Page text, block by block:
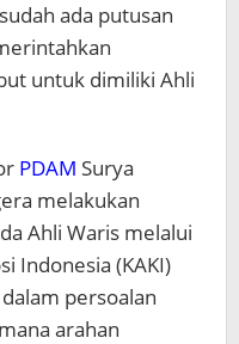
ada putusan
untuk dimiliki Ahli
PDAM Surya
melakukan
Ahli Waris melalui
Indonesia (KAKI)
persoalan
arahan